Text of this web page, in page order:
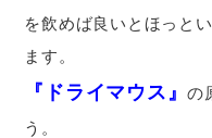
を飲めば良いとほっと
ます。
『ドライマウス』の
う。